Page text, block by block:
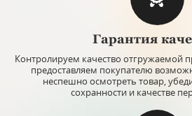
Гарантия
Контролируем качество отгружаемой
предоставляем покупателю
неспешно осмотреть товар,
сохранности и качестве